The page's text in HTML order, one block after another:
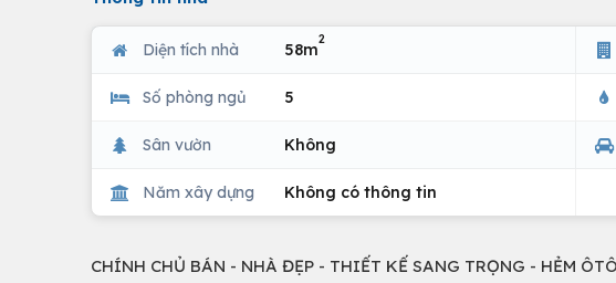
Diện tích nhà 58m
2
Số phòng ngủ 5
Sân vườn Không
Năm xây dựng Không có thông tin
CHÍNH CHỦ BÁN - NHÀ ĐẸP - THIẾT KẾ SANG TRỌNG - HẺM